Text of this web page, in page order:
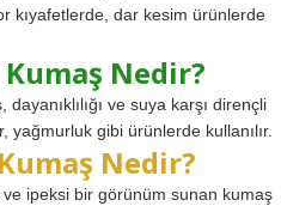
kıyafetlerde, dar kesim ürünlerde
Nedir?
dayanıklılığı ve suya karşı dirençli
yağmurluk gibi ürünlerde kullanılır.
Nedir?
ipeksi bir görünüm sunan kumaş